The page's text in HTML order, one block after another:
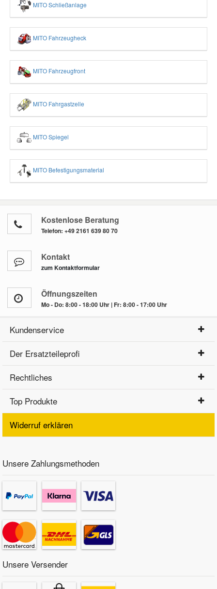
MITO Schließanlage
MITO Fahrzeugheck
MITO Fahrzeugfront
MITO Fahrgastzelle
MITO Spiegel
MITO Befestigungsmaterial
Kostenlose Beratung
Telefon: +49 2161 639 80 70
Kontakt
zum Kontaktformular
Öffnungszeiten
Mo - Do: 8:00 - 18:00 Uhr | Fr: 8:00 - 17:00 Uhr
Kundenservice
Der Ersatzteileprofi
Rechtliches
Top Produkte
Widerruf erklären
Unsere Zahlungsmethoden
Unsere Versender